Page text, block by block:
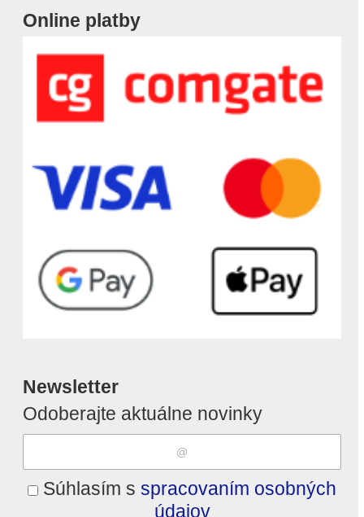
Online platby
Newsletter
Odoberajte aktuálne novinky
Súhlasím s spracovaním osobných
údajov